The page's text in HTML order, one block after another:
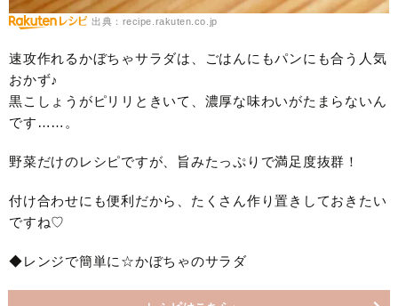
出典：recipe.rakuten.co.jp
速攻作れるかぼちゃサラダは、ごはんにもパンにも合う人気
おかず♪
黒こしょうがピリリときいて、濃厚な味わいがたまらないん
です……。
野菜だけのレシピですが、旨みたっぷりで満足度抜群！
付け合わせにも便利だから、たくさん作り置きしておきたい
ですね♡
◆レンジで簡単に☆かぼちゃのサラダ